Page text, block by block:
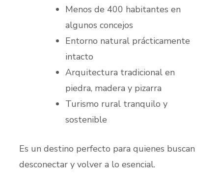
Menos de 400 habitantes en
algunos concejos
Entorno natural prácticamente
intacto
Arquitectura tradicional en
piedra, madera y pizarra
Turismo rural tranquilo y
sostenible
Es un destino perfecto para quienes buscan
desconectar y volver a lo esencial.